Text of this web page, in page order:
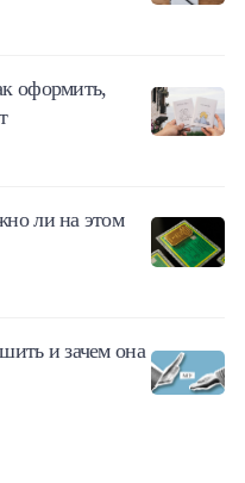
оформить,
ли на этом
и зачем она